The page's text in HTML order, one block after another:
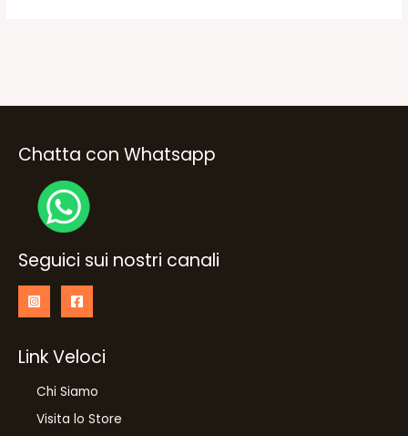
Chatta con Whatsapp
Seguici sui nostri canali
Link Veloci
Chi Siamo
Visita lo Store